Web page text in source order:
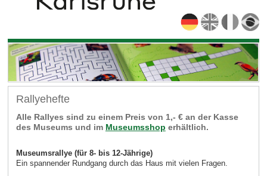
Rallyehefte
Alle Rallyes sind zu einem Preis von 1,- € an der Kasse
des Museums und im Museumsshop erhältlich.
Museumsrallye (für 8- bis 12-Jährige)
Ein spannender Rundgang durch das Haus mit vielen Fragen.